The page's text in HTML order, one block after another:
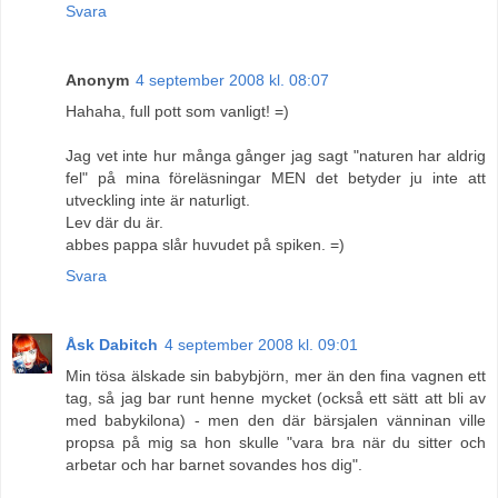
Svara
Anonym 4 september 2008 kl. 08:07
Hahaha, full pott som vanligt! =)
Jag vet inte hur många gånger jag sagt "naturen har aldrig
fel" på mina föreläsningar MEN det betyder ju inte att
utveckling inte är naturligt.
Lev där du är.
abbes pappa slår huvudet på spiken. =)
Svara
Åsk Dabitch 4 september 2008 kl. 09:01
Min tösa älskade sin babybjörn, mer än den fina vagnen ett
tag, så jag bar runt henne mycket (också ett sätt att bli av
med babykilona) - men den där bärsjalen vänninan ville
propsa på mig sa hon skulle "vara bra när du sitter och
arbetar och har barnet sovandes hos dig".